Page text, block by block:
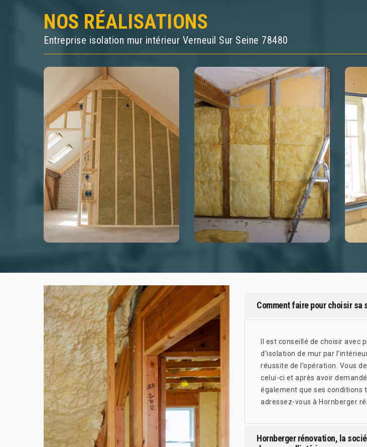
NOS RÉALISATIONS
Entreprise isolation mur intérieur Verneuil Sur Seine 78480
Comment faire pour choisir sa
Il est conseillé de choisir
d’isolation de mur par
réussite de l’opération. Vous
celui-ci et après avoir
également que ses conditions
adressez-vous à Hornberger
Hornberger rénovation, la